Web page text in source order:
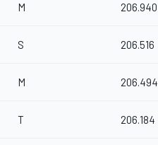
M 206.940
S 206.516
M 206.494
T 206.184